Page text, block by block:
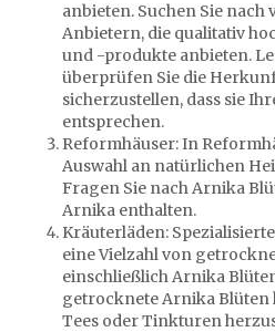
anbieten. Suchen Sie
Anbietern, die qualitativ
und -produkte anbieten.
überprüfen Sie die
sicherzustellen, dass sie
entsprechen.
Reformhäuser: In
Auswahl an natürlichen
Fragen Sie nach Arnika
Arnika enthalten.
Kräuterläden:
eine Vielzahl von
einschließlich Arnika
getrocknete Arnika Blüten
Tees oder Tinkturen